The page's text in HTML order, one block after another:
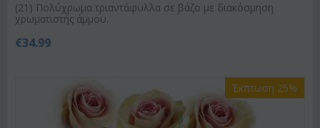
(21) Πολύχρωμα τριαντάφυλλα σε βάζο με διακόσμηση
χρωματιστής άμμου.
€34.99
Έκπτωση 25%